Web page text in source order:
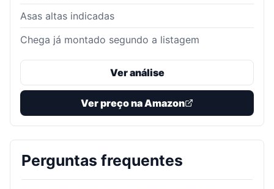
Asas altas indicadas
Chega já montado segundo a listagem
Ver análise
Ver preço na Amazon
Perguntas frequentes